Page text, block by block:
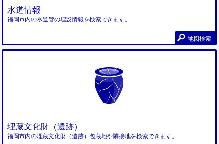
水道情報
福岡市内の水道管の埋設情報を検索できます。
地図検索
埋蔵文化財（遺跡）
福岡市内の埋蔵文化財（遺跡）包蔵地や隣接地を検索できます。